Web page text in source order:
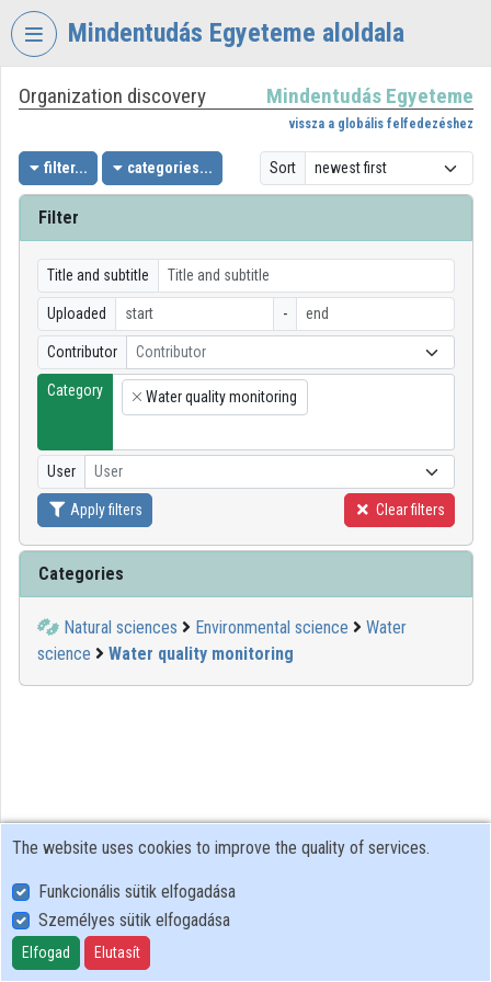
Skip header
Mindentudás Egyeteme aloldala
VIDEOTORIUM
MINDENTUDÁS
EGYETEME
Organization home
Log In
Organization discovery
Categories
Organization playlists
Organizations
Contributors
Organization discovery Mindentudás Egyeteme
vissza a globális felfedezéshez
filter... categories... Sort
Filter
Title and subtitle
Uploaded -
Contributor Contributor
Category
×
Water quality monitoring
User User
Apply filters Clear filters
Categories
Natural sciences Environmental science
Water
science
Water quality monitoring
User Policy
Adatkezelési tájékoztató (en)
Cookie Policy
The website uses cookies to improve the quality of services.
Funkcionális sütik elfogadása
Személyes sütik elfogadása
Elfogad Elutasít